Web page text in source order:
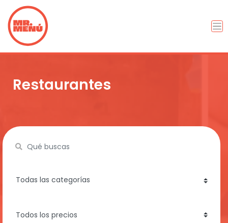
Restaurantes
Name
category
price